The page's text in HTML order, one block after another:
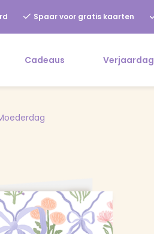
Spaar voor gratis kaarten
Cadeaus Verjaardag